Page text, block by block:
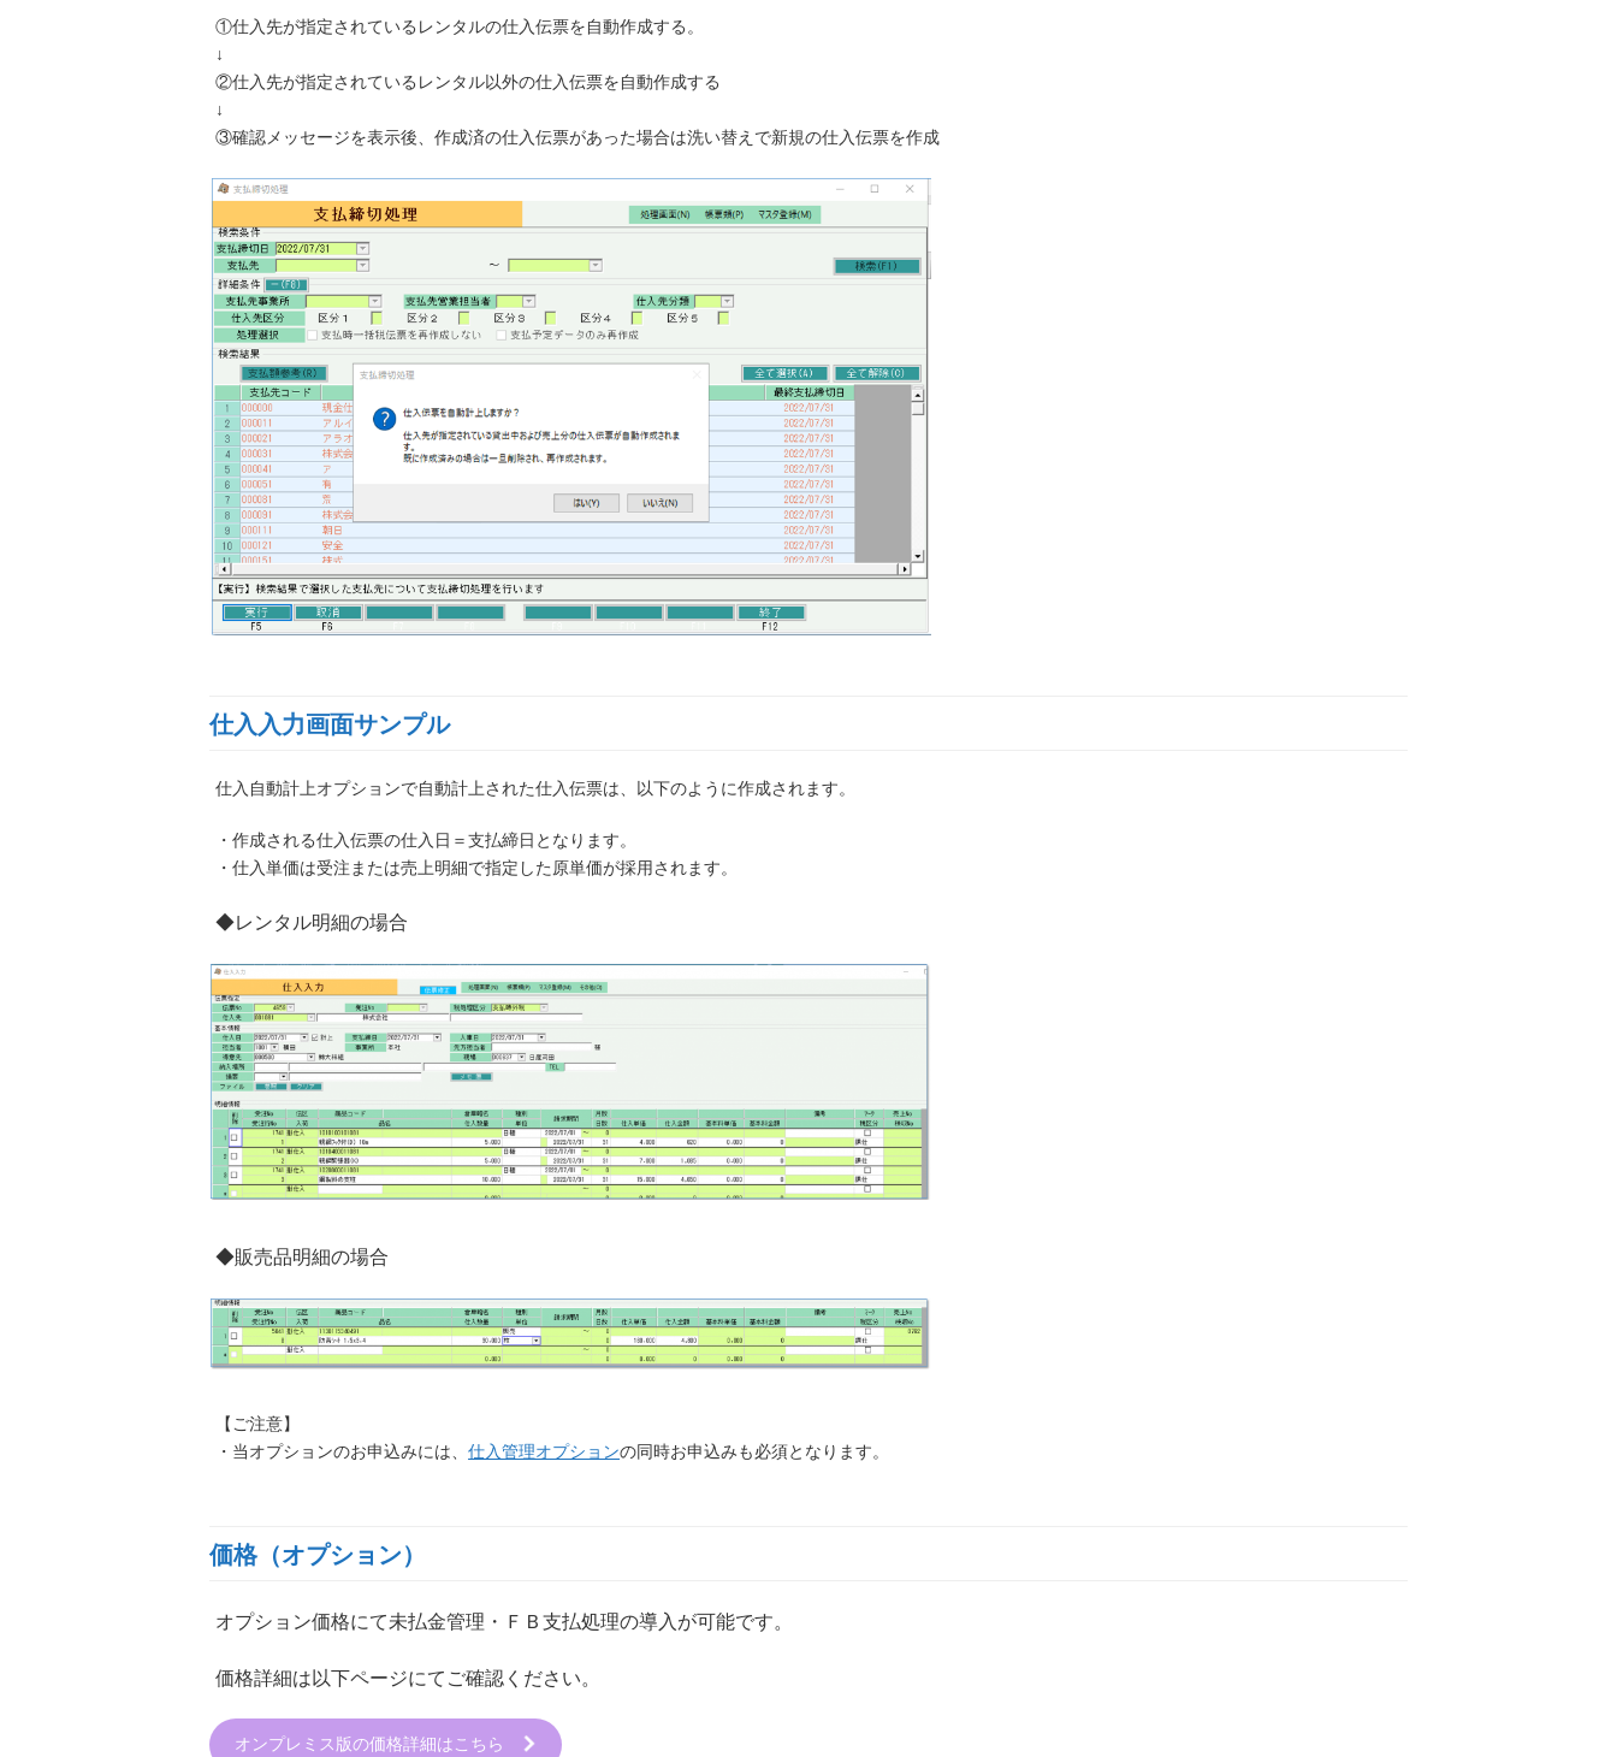
①仕入先が指定されているレンタルの仕入伝票を自動作成する。
↓
②仕入先が指定されているレンタル以外の仕入伝票を自動作成する
↓
③確認メッセージを表示後、作成済の仕入伝票があった場合は洗い替えで新規の仕入伝票を作成
仕入入力画面サンプル
仕入自動計上オプションで自動計上された仕入伝票は、以下のように作成されます。
・作成される仕入伝票の仕入日＝支払締日となります。
・仕入単価は受注または売上明細で指定した原単価が採用されます。
◆レンタル明細の場合
◆販売品明細の場合
【ご注意】
・当オプションのお申込みには、仕入管理オプションの同時お申込みも必須となります。
価格（オプション）
オプション価格にて未払金管理・ＦＢ支払処理の導入が可能です。
価格詳細は以下ページにてご確認ください。
オンプレミス版の価格詳細はこちら